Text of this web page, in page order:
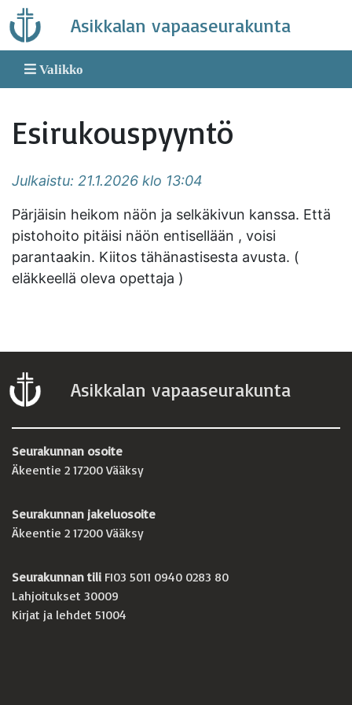
Skip
to
content
Asikkalan vapaaseurakunta
Valikko
Esirukouspyyntö
Julkaistu: 21.1.2026 klo 13:04
Pärjäisin heikom näön ja selkäkivun kanssa. Että
pistohoito pitäisi näön entisellään , voisi
parantaakin. Kiitos tähänastisesta avusta. (
eläkkeellä oleva opettaja )
Asikkalan vapaaseurakunta
Seurakunnan osoite
Äkeentie 2 17200 Vääksy
Seurakunnan jakeluosoite
Äkeentie 2 17200 Vääksy
Seurakunnan tili FI03 5011 0940 0283 80
Lahjoitukset 30009
Kirjat ja lehdet 51004